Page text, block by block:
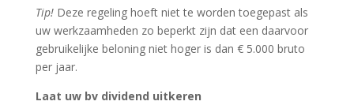
Tip! Deze regeling hoeft niet te worden toegepast als
uw werkzaamheden zo beperkt zijn dat een daarvoor
gebruikelijke beloning niet hoger is dan € 5.000 bruto
per jaar.
Laat uw bv dividend uitkeren